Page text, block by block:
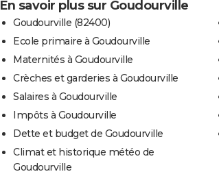
En savoir plus sur Goudourville
Goudourville (82400)
Ecole primaire à Goudourville
Maternités à Goudourville
Crèches et garderies à Goudourville
Salaires à Goudourville
Impôts à Goudourville
Dette et budget de Goudourville
Climat et historique météo de
Goudourville